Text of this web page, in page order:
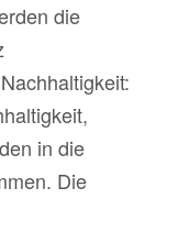
die
in die
Die